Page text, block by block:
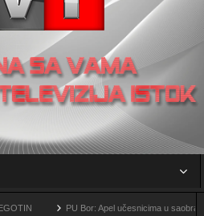
PU Bor: Apel učesnicima u saobraćaju da